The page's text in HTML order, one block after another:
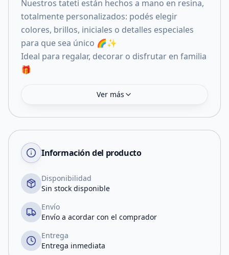
Nuestros tateti están hechos a mano en resina,
totalmente personalizados: podés elegir
colores, brillos, iniciales o detalles especiales
para que sea único 🌈✨
Ideal para regalar, decorar o disfrutar en familia
🎁
Ver más
Información del producto
Disponibilidad
Sin stock disponible
Envío
Envío a acordar con el comprador
Entrega
Entrega inmediata